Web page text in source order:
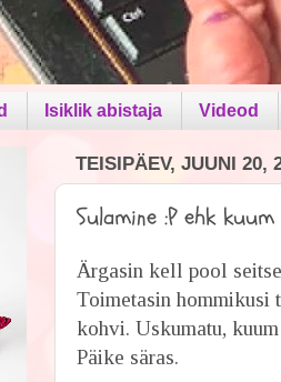
Isiklik abistaja Videod
TEISIPÄEV, JUUNI 20,
Sulamine :P ehk
Ärgasin kell pool
Toimetasin hommikusi
kohvi. Uskumatu,
Päike säras.